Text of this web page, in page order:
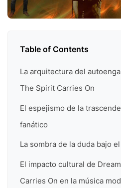
Table of Contents
La arquitectura del
The Spirit Carries On
El espejismo de la
fanático
La sombra de la duda bajo
El impacto cultural de
Carries On en la música